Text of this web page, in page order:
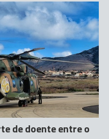
de doente entre o